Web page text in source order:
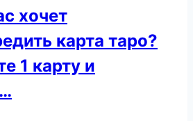
помолодел
лет
на
хочет
карта таро?
1 карту и